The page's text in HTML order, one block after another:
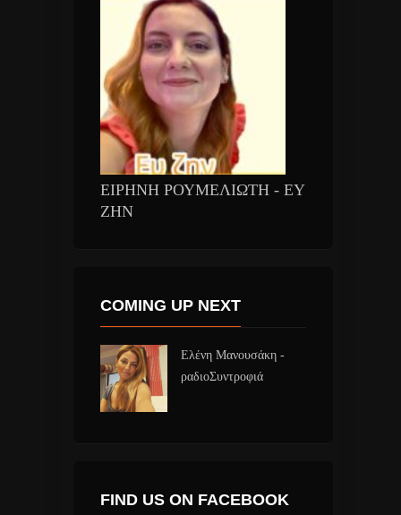
ΕΙΡΗΝΗ ΡΟΥΜΕΛΙΩΤΗ - ΕΥ
ΖΗΝ
COMING UP NEXT
Ελένη Μανουσάκη -
ραδιοΣυντροφιά
FIND US ON FACEBOOK